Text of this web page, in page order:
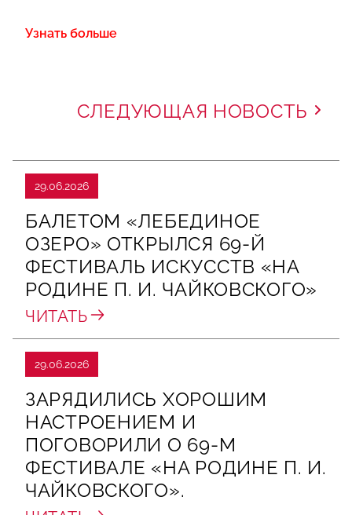
Узнать больше
СЛЕДУЮЩАЯ НОВОСТЬ
29.06.2026
БАЛЕТОМ «ЛЕБЕДИНОЕ
ОЗЕРО» ОТКРЫЛСЯ 69-Й
ФЕСТИВАЛЬ ИСКУССТВ «НА
РОДИНЕ П. И. ЧАЙКОВСКОГО»
ЧИТАТЬ
29.06.2026
ЗАРЯДИЛИСЬ ХОРОШИМ
НАСТРОЕНИЕМ И
ПОГОВОРИЛИ О 69‑М
ФЕСТИВАЛЕ «НА РОДИНЕ П. И.
ЧАЙКОВСКОГО».